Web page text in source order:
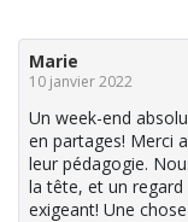
Marie
10 janvier 2022
Un week-end
en partages! Merci
leur pédagogie.
la tête, et un
exigeant! Une